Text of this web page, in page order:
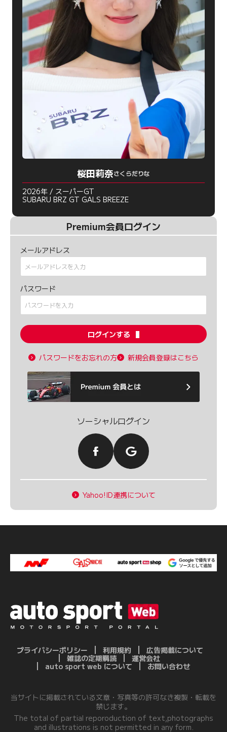
桜田莉奈さくらだりな
2026年 / スーパーGT
SUBARU BRZ GT GALS BREEZE
Premium会員ログイン
メールアドレス
パスワード
ログインする
パスワードをお忘れの方 新規会員登録はこちら
ソーシャルログイン
Yahoo!ID連携について
プライバシーポリシー 利用規約
広告掲載について
雑誌の定期購読
運営会社
auto sport web について
お問い合わせ
当サイトに掲載されている文章・写真等の許可なき複製・転載を
禁じます。
The total of partial reporoduction of text,photographs
and illustrations is not permitted in any form.